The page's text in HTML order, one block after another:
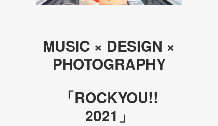
MUSIC × DESIGN ×
PHOTOGRAPHY
「ROCKYOU!!
2021」